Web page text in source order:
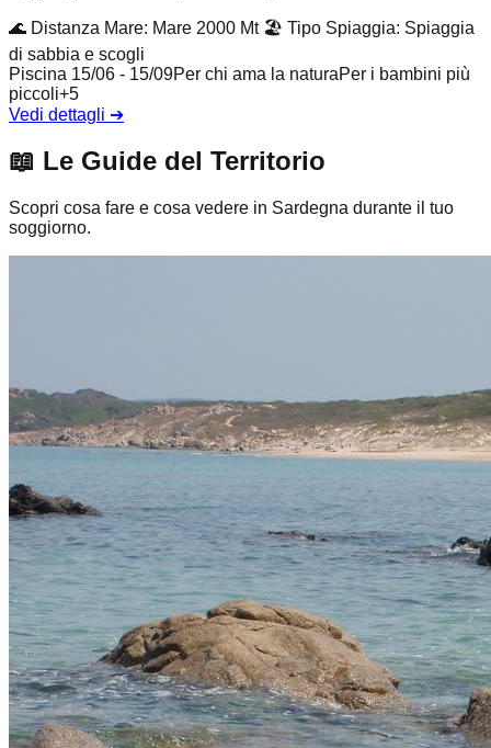
🌊 Distanza Mare: Mare 2000 Mt 🏖️ Tipo Spiaggia: Spiaggia
di sabbia e scogli
Piscina 15/06 - 15/09Per chi ama la naturaPer i bambini più
piccoli+5
Vedi dettagli ➔
📖 Le Guide del Territorio
Scopri cosa fare e cosa vedere in Sardegna durante il tuo
soggiorno.